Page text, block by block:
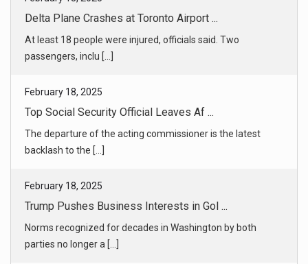
Top Social Security Official Leaves Af ...
February 18, 2025
Trump Pushes Business Interests in Gol ...
February 17, 2025
‘S.N.L.’ Celebrates 50 Years With Star ...